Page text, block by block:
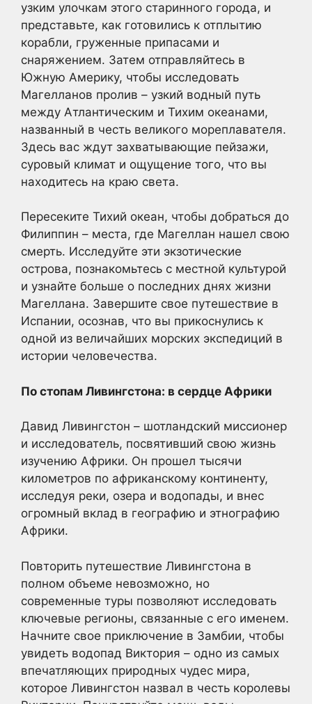
узким улочкам этого старинного города, и
представьте, как готовились к отплытию
корабли, груженные припасами и
снаряжением. Затем отправляйтесь в
Южную Америку, чтобы исследовать
Магелланов пролив – узкий водный путь
между Атлантическим и Тихим океанами,
названный в честь великого мореплавателя.
Здесь вас ждут захватывающие пейзажи,
суровый климат и ощущение того, что вы
находитесь на краю света.
Пересеките Тихий океан, чтобы добраться до
Филиппин – места, где Магеллан нашел свою
смерть. Исследуйте эти экзотические
острова, познакомьтесь с местной культурой
и узнайте больше о последних днях жизни
Магеллана. Завершите свое путешествие в
Испании, осознав, что вы прикоснулись к
одной из величайших морских экспедиций в
истории человечества.
По стопам Ливингстона: в сердце Африки
Давид Ливингстон – шотландский миссионер
и исследователь, посвятивший свою жизнь
изучению Африки. Он прошел тысячи
километров по африканскому континенту,
исследуя реки, озера и водопады, и внес
огромный вклад в географию и этнографию
Африки.
Повторить путешествие Ливингстона в
полном объеме невозможно, но
современные туры позволяют исследовать
ключевые регионы, связанные с его именем.
Начните свое приключение в Замбии, чтобы
увидеть водопад Виктория – одно из самых
впечатляющих природных чудес мира,
которое Ливингстон назвал в честь королевы